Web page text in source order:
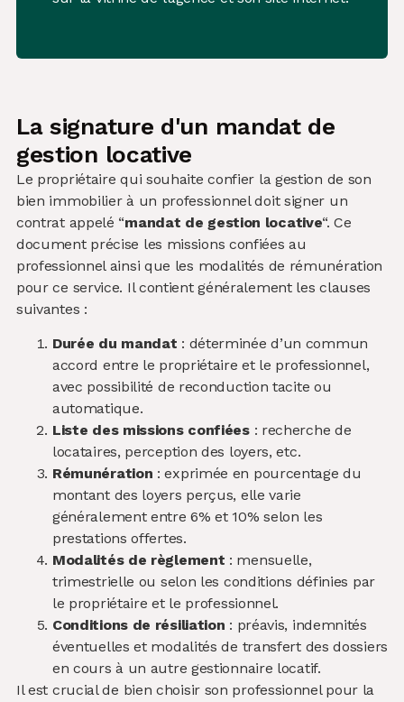
La signature d'un mandat de
gestion locative
Le propriétaire qui souhaite confier la gestion de son
bien immobilier à un professionnel doit signer un
contrat appelé “mandat de gestion locative“. Ce
document précise les missions confiées au
professionnel ainsi que les modalités de rémunération
pour ce service. Il contient généralement les clauses
suivantes :
Durée du mandat : déterminée d’un commun
accord entre le propriétaire et le professionnel,
avec possibilité de reconduction tacite ou
automatique.
Liste des missions confiées: recherche de
locataires, perception des loyers, etc.
Rémunération : exprimée en pourcentage du
montant des loyers perçus, elle varie
généralement entre 6% et 10% selon les
prestations offertes.
Modalités de règlement : mensuelle,
trimestrielle ou selon les conditions définies par
le propriétaire et le professionnel.
Conditions de résiliation : préavis, indemnités
éventuelles et modalités de transfert des dossiers
en cours à un autre gestionnaire locatif.
Il est crucial de bien choisir son professionnel pour la